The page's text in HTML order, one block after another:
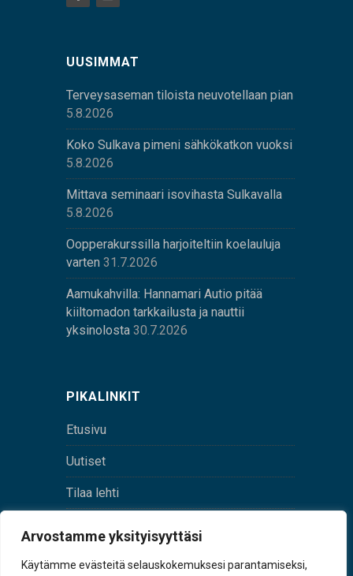
Arvostamme yksityisyyttäsi
Käytämme evästeitä selauskokemuksesi parantamiseksi,
UUSIMMAT
Terveysaseman tiloista neuvotellaan pian
5.8.2026
Koko Sulkava pimeni sähkökatkon vuoksi
5.8.2026
Mittava seminaari isovihasta Sulkavalla
5.8.2026
Oopperakurssilla harjoiteltiin koelauluja
varten 31.7.2026
Aamukahvilla: Hannamari Autio pitää
kiiltomadon tarkkailusta ja nauttii
yksinolosta 30.7.2026
PIKALINKIT
Etusivu
Uutiset
Tilaa lehti